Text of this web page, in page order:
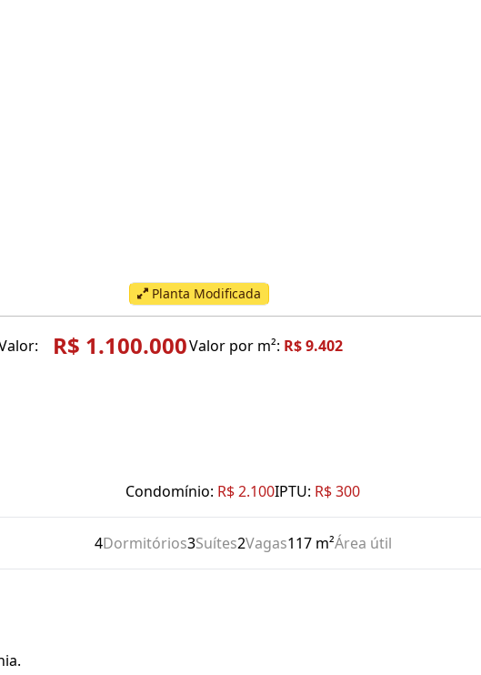
Planta Modificada
R$ 1.100.000Valor por m²: R$ 9.402
Condomínio: R$ 2.100IPTU: R$ 300
4Dormitórios3Suítes2Vagas117 m²Área útil